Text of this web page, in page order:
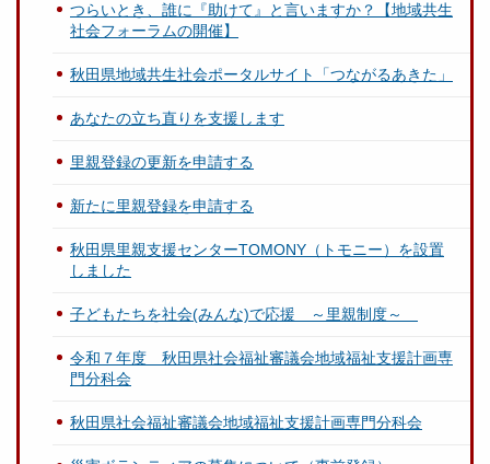
つらいとき、誰に『助けて』と言いますか？【地域共生
社会フォーラムの開催】
秋田県地域共生社会ポータルサイト「つながるあきた」
あなたの立ち直りを支援します
里親登録の更新を申請する
新たに里親登録を申請する
秋田県里親支援センターTOMONY（トモニー）を設置
しました
子どもたちを社会(みんな)で応援 ～里親制度～
令和７年度 秋田県社会福祉審議会地域福祉支援計画専
門分科会
秋田県社会福祉審議会地域福祉支援計画専門分科会